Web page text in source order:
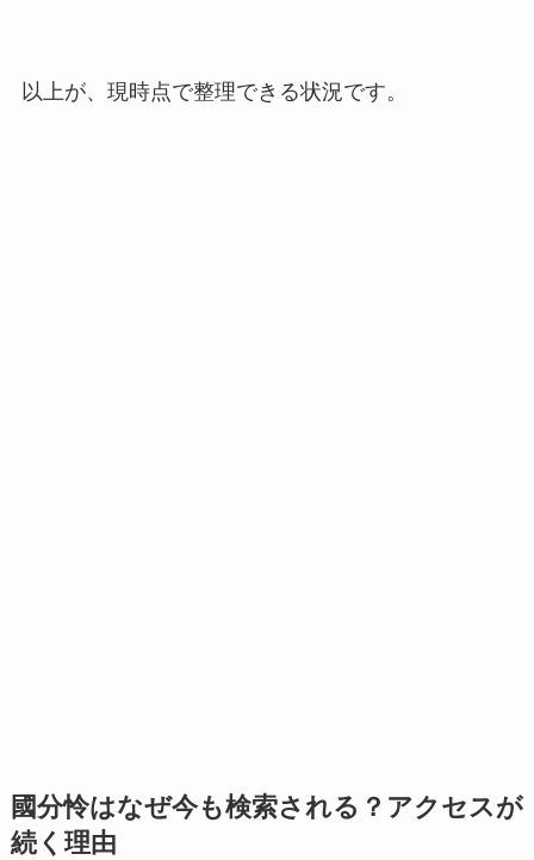
以上が、現時点で整理できる状況です。
國分怜はなぜ今も検索される？アクセスが
続く理由